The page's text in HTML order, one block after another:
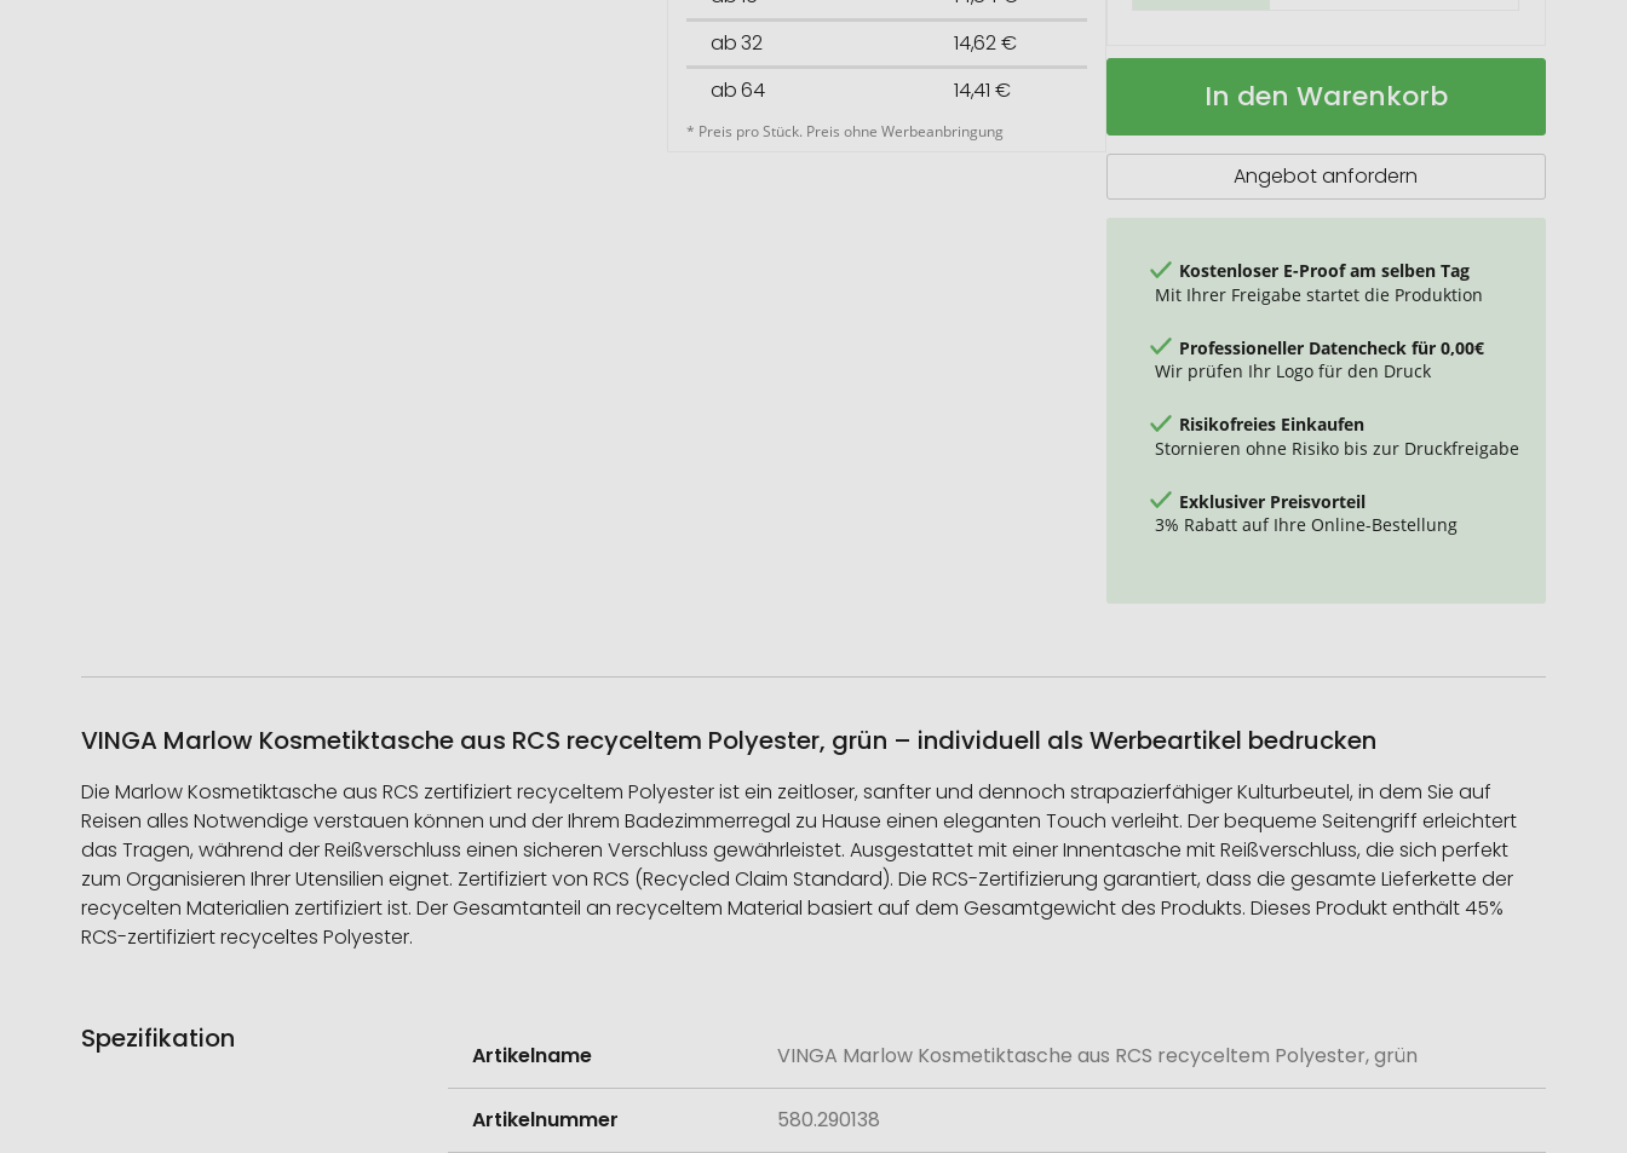
ab 32
14,62 €
ab 64
14,41 €
* Preis pro Stück. Preis ohne Werbeanbringung
VINGA
aus
Auf
In den Warenkorb
Angebot anfordern
Kostenloser E-Proof am selben Tag
Mit Ihrer Freigabe startet die Produktion
Professioneller Datencheck für 0,00€
Wir prüfen Ihr Logo für den Druck
Risikofreies Einkaufen
Stornieren ohne Risiko bis zur Druckfreigabe
Exklusiver Preisvorteil
3% Rabatt auf Ihre Online-Bestellung
VINGA Marlow Kosmetiktasche aus RCS recyceltem Polyester, grün – individuell als Werbeartikel bedrucken
Die Marlow Kosmetiktasche aus RCS zertifiziert recyceltem Polyester ist ein zeitloser, sanfter und dennoch strapazierfähiger Kulturbeutel, in dem Sie auf
Reisen alles Notwendige verstauen können und der Ihrem Badezimmerregal zu Hause einen eleganten Touch verleiht. Der bequeme Seitengriff erleichtert
das Tragen, während der Reißverschluss einen sicheren Verschluss gewährleistet. Ausgestattet mit einer Innentasche mit Reißverschluss, die sich perfekt
zum Organisieren Ihrer Utensilien eignet. Zertifiziert von RCS (Recycled Claim Standard). Die RCS-Zertifizierung garantiert, dass die gesamte Lieferkette der
recycelten Materialien zertifiziert ist. Der Gesamtanteil an recyceltem Material basiert auf dem Gesamtgewicht des Produkts. Dieses Produkt enthält 45%
RCS-zertifiziert recyceltes Polyester.
Spezifikation
Informationen
Artikelname VINGA Marlow Kosmetiktasche aus RCS recyceltem Polyester, grün
Artikelnummer 580.290138